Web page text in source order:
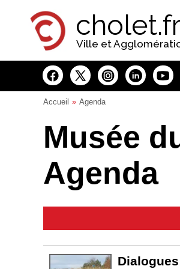
cholet.fr
Ville et
Accueil Agenda
Musée
Agenda